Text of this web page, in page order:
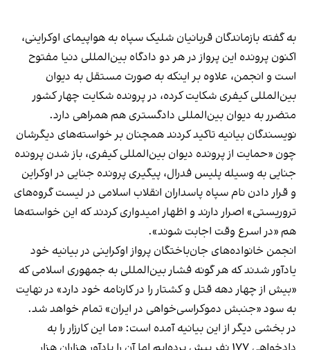
به گفته بازماندگان قربانیان شلیک سپاه به هواپیمای اوکراینی،
اکنون پرونده این پرواز در هر دو دادگاه بین‌المللی دنیا مفتوح
است و انجمن، علاوه بر اینکه به صورت مستقل به دیوان
بین‌المللی کیفری شکایت کرده، در پرونده شکایت چهار کشور
متضرر به دیوان بین‌المللی دادگستری هم همراهی دارد.
نویسندگان بیانیه تاکید کردند همچنان بر خواسته‌های دیگرشان
چون «حمایت از پرونده‌ دیوان بین‌المللی کیفری، باز شدن پرونده‌
جنایی به وسیله پلیس فدرال، پیگیری پرونده‌ جنایی در اوکراین
و قرار دادن نام سپاه پاسداران انقلاب اسلامی در لیست گروه‌های
تروریستی» اصرار دارند و اظهار امیدواری کردند که این خواسته‌ها
هم «در اسرع وقت اجابت شوند».
انجمن خانواده‌های جان‌باختگان پرواز اوکراینی در بیانیه خود
یادآور شدند که هر گونه فشار بین‌المللی به جمهوری اسلامی که
«بیش از چهار دهه قتل و کشتار را در کارنامه خود دارد» در نهایت
به سود «جنبش دموکراسی‌خواهی در ایران» تمام خواهد شد.
در بخشی دیگر از این بیانیه آمده است: «ما این کارزار را به